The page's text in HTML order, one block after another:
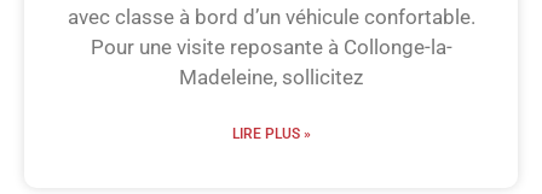
avec classe à bord d’un véhicule confortable.
Pour une visite reposante à Collonge-la-
Madeleine, sollicitez
LIRE PLUS »